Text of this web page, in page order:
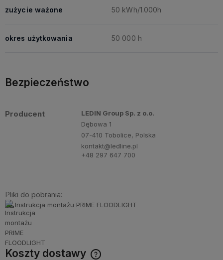
zużycie ważone 50 kWh/1.000h
okres użytkowania 50 000 h
Bezpieczeństwo
Producent
LEDIN Group Sp. z o.o.
Dębowa 1
07-410 Tobolice, Polska
kontakt@ledline.pl
+48 297 647 700
Pliki do pobrania:
Instrukcja montażu PRIME FLOODLIGHT
Koszty dostawy